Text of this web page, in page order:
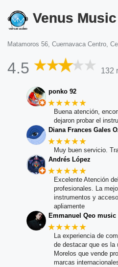
Venus Music
Matamoros 56, Cuernavaca Centro,
4.5 132
ponko 92
★★★★★
Buena atención,
dejaron probar el
Diana Frances Gales
★★★★★
Muy buen servicio.
Andrés López
★★★★★
Excelente Atención
profesionales. La
instrumentos y
apliamente
Emmanuel Qeo music
★★★★★
La experiencia de
de destacar que es la
Morelos que vende
marcas